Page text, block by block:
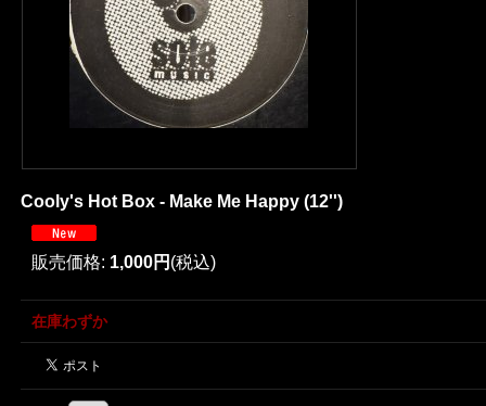
Cooly's Hot Box - Make Me Happy (12'')
販売価格: 1,000円 (税込)
在庫わずか